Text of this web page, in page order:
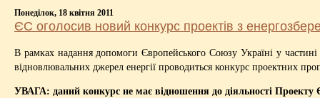
Понеділок, 18 квітня 2011
ЄС оголосив новий конкурс проектів з
В рамках надання допомоги Європейського Союзу Україні у частині
відновлювальних джерел енергії проводиться конкурс проектних
УВАГА: даний конкурс не має відношення до діяльності